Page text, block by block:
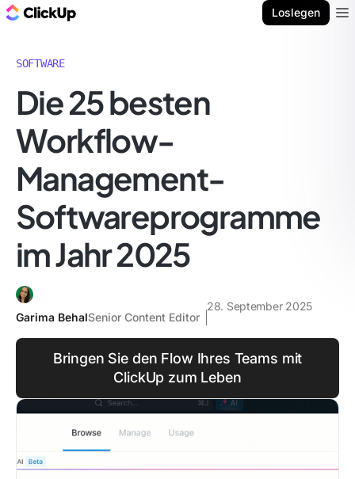
Loslegen
SOFTWARE
Die 25 besten
Workflow-
Management-
Softwareprogramme
im Jahr 2025
Garima BehalSenior Content Editor
28. September 2025
Bringen Sie den Flow Ihres Teams mit
ClickUp zum Leben